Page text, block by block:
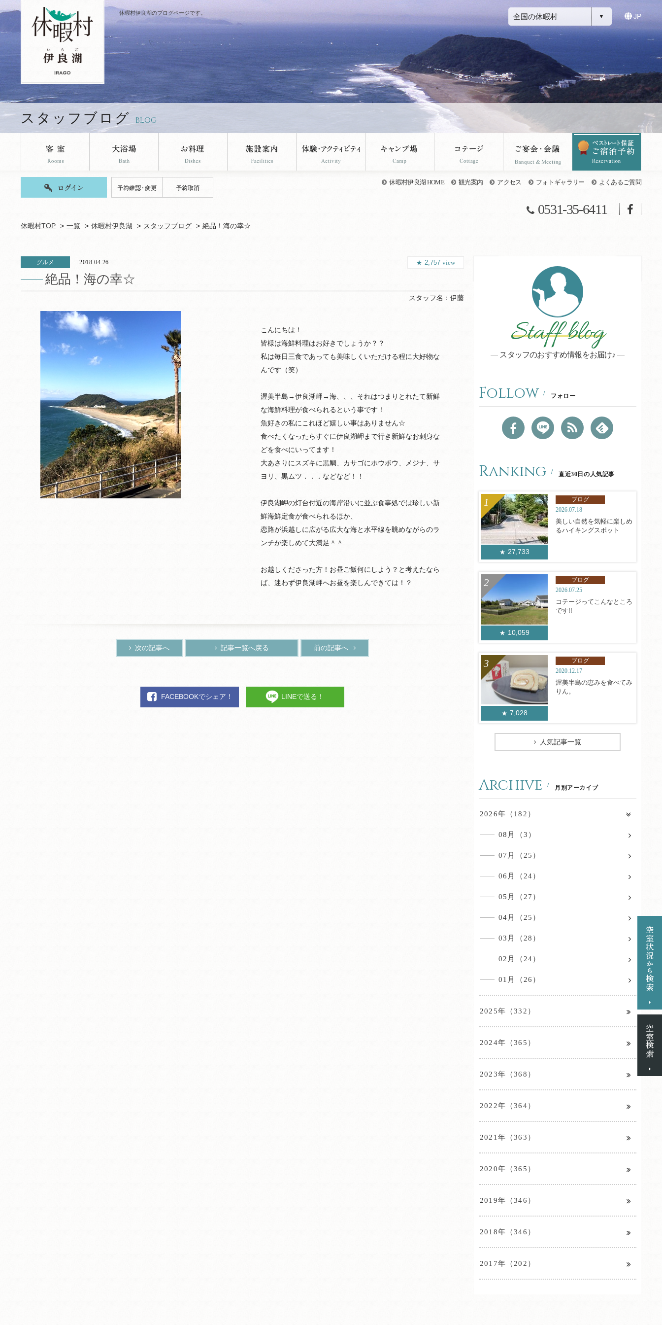
休暇村伊良湖のブログページです。 全国の休暇村 JP
スタッフブログ BLOG
休暇村伊良湖 HOME 観光案内 アクセス フォトギャラリー よくあるご質問
0531-35-6411
休暇村TOP 一覧 休暇村伊良湖 スタッフブログ 絶品！海の幸☆
グルメ 2018.04.26
絶品！海の幸☆
2,757 view
スタッフ名： 伊藤
こんにちは！
皆様は海鮮料理はお好きでしょうか？？
私は毎日三食であっても美味しくいただける程に大好物な
んです（笑）
渥美半島→伊良湖岬→海、、、それはつまりとれたて新鮮
な海鮮料理が食べられるという事です！
魚好きの私にこれほど嬉しい事はありません☆
食べたくなったらすぐに伊良湖岬まで行き新鮮なお刺身な
どを食べにいってます！
大あさりにスズキに黒鯛、カサゴにホウボウ、メジナ、サ
ヨリ、黒ムツ．．．などなど！！
伊良湖岬の灯台付近の海岸沿いに並ぶ食事処では珍しい新
鮮海鮮定食が食べられるほか、
恋路が浜越しに広がる広大な海と水平線を眺めながらのラ
ンチが楽しめて大満足＾＾
お越しくださった方！お昼ご飯何にしよう？と考えたなら
ば、迷わず伊良湖岬へお昼を楽しんできては！？
次の記事へ 記事一覧へ戻る 前の記事へ
FACEBOOKでシェア！ LINEで送る！
Staff blog
スタッフのおすすめ情報をお届け♪
Follow フォロー
Ranking 直近30日の人気記事
27,733
ブログ
2026.07.18
美しい自然を気軽に楽しめ
るハイキングスポット
10,059
ブログ
2026.07.25
コテージってこんなところ
です!!
7,028
ブログ
2020.12.17
渥美半島の恵みを食べてみ
りん。
人気記事一覧
Archive 月別アーカイブ
2026年（182）
08月（3）
07月（25）
06月（24）
05月（27）
04月（25）
03月（28）
02月（24）
01月（26）
2025年（332）
2024年（365）
2023年（368）
2022年（364）
2021年（363）
2020年（365）
2019年（346）
2018年（346）
2017年（202）